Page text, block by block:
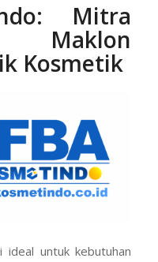
Mitra
Maklon
Kosmetik
ideal untuk kebutuhan